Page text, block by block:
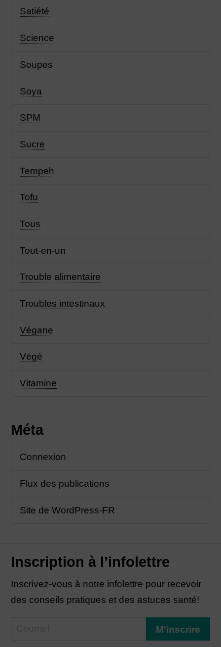
Satiété
Science
Soupes
Soya
SPM
Sucre
Tempeh
Tofu
Tous
Tout-en-un
Trouble alimentaire
Troubles intestinaux
Végane
Végé
Vitamine
Méta
Connexion
Flux des publications
Site de WordPress-FR
Inscription à l’infolettre
Inscrivez-vous à notre infolettre pour recevoir
des conseils pratiques et des astuces santé!